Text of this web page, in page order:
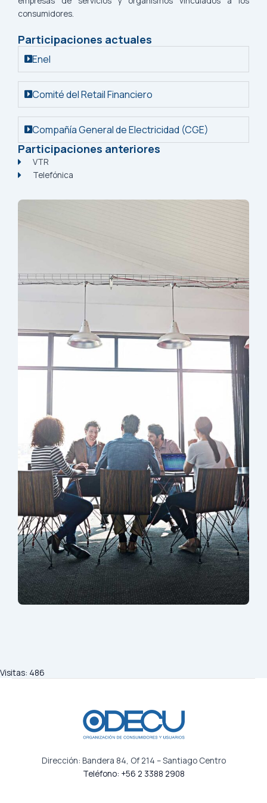
consumidores.
Participaciones actuales
Enel
Comité del Retail Financiero
Compañía General de Electricidad (CGE)
Participaciones anteriores
VTR
Telefónica
Visitas: 486
Dirección: Bandera 84, Of 214 – Santiago Centro
Teléfono: +56 2 3388 2908